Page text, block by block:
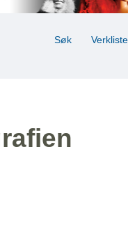
Søk Verkliste